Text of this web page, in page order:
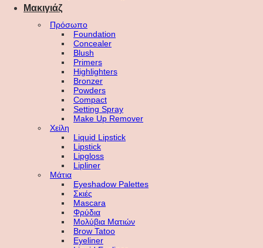
Μακιγιάζ
Πρόσωπο
Foundation
Concealer
Blush
Primers
Highlighters
Bronzer
Powders
Compact
Setting Spray
Make Up Remover
Χείλη
Liquid Lipstick
Lipstick
Lipgloss
Lipliner
Μάτια
Eyeshadow Palettes
Σκιές
Mascara
Φρύδια
Μολύβια Ματιών
Brow Tatoo
Eyeliner